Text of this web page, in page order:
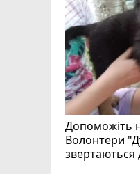
Допоможіть
Волонтери